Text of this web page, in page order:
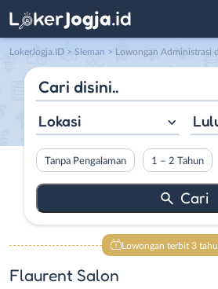
LokerJogja.ID > Sleman > Lowongan Administrasi
Lokasi
Tanpa Pengalaman 1 – 2 Tahun
Lowongan terbit 3
Flaurent Salon